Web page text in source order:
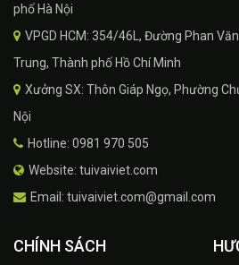
phố Hà Nội
VPGD HCM: 354/46L, Đường Phan
Trung, Thành phố Hồ Chí Minh
Xưởng SX: Thôn Giáp Ngọ, Phường
Nội
Hotline: 0981 970 505
Website: tuivaiviet.com
Email: tuivaiviet.com@gmail.com
CHÍNH SÁCH